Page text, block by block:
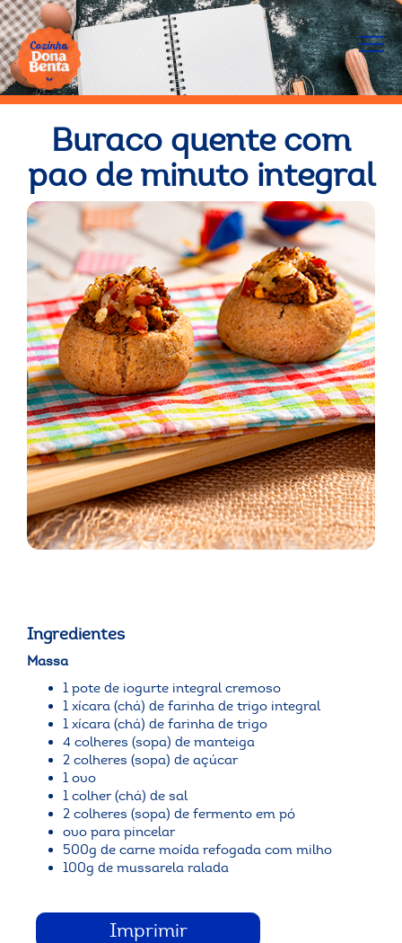
Buraco quente com
pao de minuto integral
Ingredientes
Massa
1 pote de iogurte integral cremoso
1 xícara (chá) de farinha de trigo integral
1 xícara (chá) de farinha de trigo
4 colheres (sopa) de manteiga
2 colheres (sopa) de açúcar
1 ovo
1 colher (chá) de sal
2 colheres (sopa) de fermento em pó
ovo para pincelar
500g de carne moída refogada com milho
100g de mussarela ralada
Imprimir